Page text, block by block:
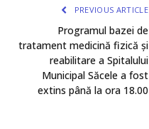
PREVIOUS ARTICLE
Programul bazei de
tratament medicină fizică și
reabilitare a Spitalului
Municipal Săcele a fost
extins până la ora 18.00